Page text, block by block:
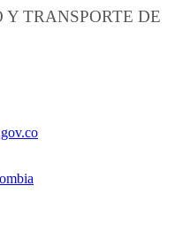
TRANSPORTE DE